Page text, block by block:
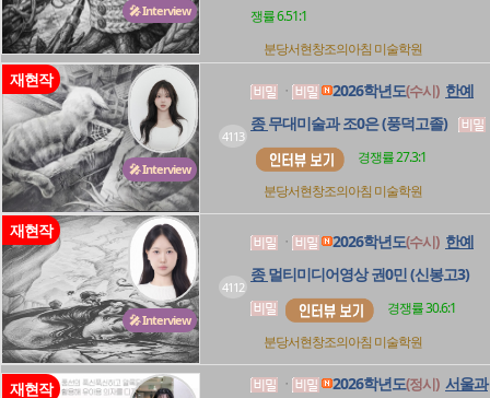
🎤 Interview
쟁률 6.51:1
분당서현창조의아침 미술학원
🎤 Interview
재현작
4113
ㆍ 2026학년도(수시) 한예
종무대미술과 조0은 (풍덕고졸)
경쟁률 27.3:1
분당서현창조의아침 미술학원
🎤 Interview
재현작
4112
ㆍ 2026학년도(수시) 한예
종멀티미디어영상 권0민 (신봉고3)
경쟁률 30.6:1
분당서현창조의아침 미술학원
재현작 ㆍ 2026학년도(정시) 서울과